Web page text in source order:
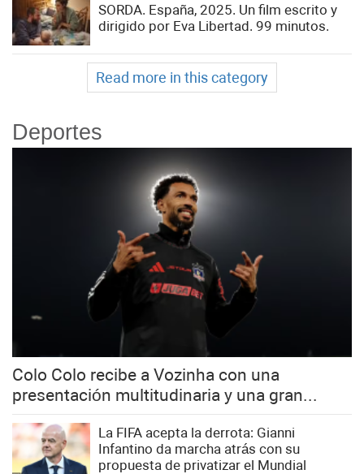
SORDA. España, 2025. Un film escrito y
dirigido por Eva Libertad. 99 minutos.
Read more in this category
Deportes
Colo Colo recibe a Vozinha con una
presentación multitudinaria y una gran...
La FIFA acepta la derrota: Gianni
Infantino da marcha atrás con su
propuesta de privatizar el Mundial